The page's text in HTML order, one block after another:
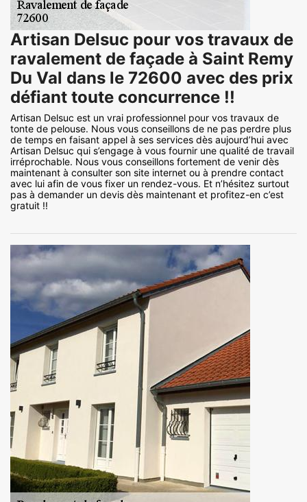
Artisan Delsuc pour vos travaux de
ravalement de façade à Saint Remy
Du Val dans le 72600 avec des prix
défiant toute concurrence !!
Artisan Delsuc est un vrai professionnel pour vos travaux de
tonte de pelouse. Nous vous conseillons de ne pas perdre plus
de temps en faisant appel à ses services dès aujourd’hui avec
Artisan Delsuc qui s’engage à vous fournir une qualité de travail
irréprochable. Nous vous conseillons fortement de venir dès
maintenant à consulter son site internet ou à prendre contact
avec lui afin de vous fixer un rendez-vous. Et n’hésitez surtout
pas à demander un devis dès maintenant et profitez-en c’est
gratuit !!